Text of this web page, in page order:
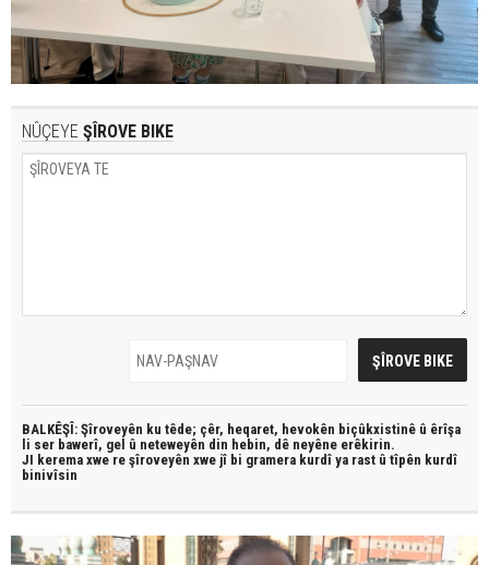
NÛÇEYE ŞÎROVE BIKE
BALKÊŞÎ: Şîroveyên ku têde; çêr, heqaret, hevokên biçûkxistinê û êrîşa
li ser bawerî, gel û neteweyên din hebin, dê neyêne erêkirin.
JI kerema xwe re şîroveyên xwe jî bi gramera kurdî ya rast û tîpên kurdî
binivîsin